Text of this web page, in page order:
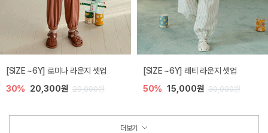
[SIZE ~6Y] 로미나 라운지 셋업
30% 20,300원 29,000원
[SIZE ~6Y] 레티 라운지 셋업
50% 15,000원 30,000원
더보기